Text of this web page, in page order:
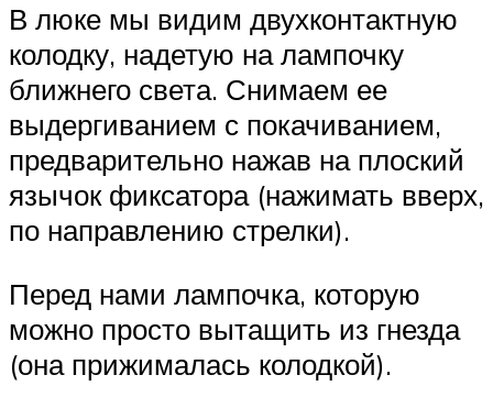
В люке мы видим двухконтактную
колодку, надетую на лампочку
ближнего света. Снимаем ее
выдергиванием с покачиванием,
предварительно нажав на плоский
язычок фиксатора (нажимать вверх,
по направлению стрелки).
Перед нами лампочка, которую
можно просто вытащить из гнезда
(она прижималась колодкой).